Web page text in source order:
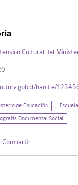
Cultural del
handle/
de Educación
Documental Social
Compartir